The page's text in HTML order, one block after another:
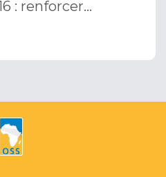
2024
: renforcer…